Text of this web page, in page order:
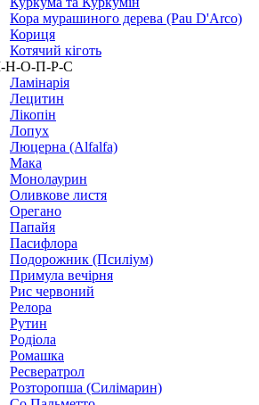
Кора мурашиного дерева (Pau D'Arco)
Кориця
Котячий кіготь
Н-О-П-Р-С
Ламінарія
Лецитин
Лікопін
Лопух
Люцерна (Alfalfa)
Мака
Монолаурин
Оливкове листя
Орегано
Папайя
Пасифлора
Подорожник (Псиліум)
Примула вечірня
Рис червоний
Релора
Рутин
Родіола
Ромашка
Ресвератрол
Розторопша (Силімарин)